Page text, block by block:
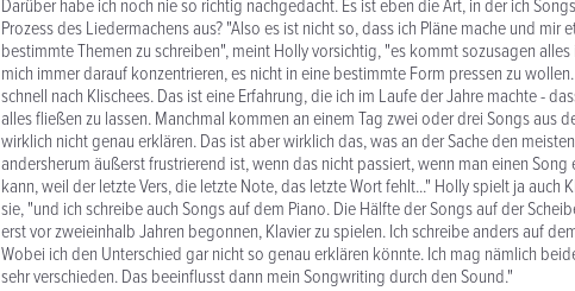
Darüber habe ich noch nie so richtig nachgedacht. Es ist eben die Art, in der ich
Prozess des Liedermachens aus? "Also es ist nicht so, dass ich Pläne mache und mir
bestimmte Themen zu schreiben", meint Holly vorsichtig, "es kommt sozusagen
mich immer darauf konzentrieren, es nicht in eine bestimmte Form pressen zu
schnell nach Klischees. Das ist eine Erfahrung, die ich im Laufe der Jahre machte -
alles fließen zu lassen. Manchmal kommen an einem Tag zwei oder drei Songs aus
wirklich nicht genau erklären. Das ist aber wirklich das, was an der Sache den
andersherum äußerst frustrierend ist, wenn das nicht passiert, wenn man einen Song
kann, weil der letzte Vers, die letzte Note, das letzte Wort fehlt..." Holly spielt ja auch
sie, "und ich schreibe auch Songs auf dem Piano. Die Hälfte der Songs auf der
erst vor zweieinhalb Jahren begonnen, Klavier zu spielen. Ich schreibe anders auf
Wobei ich den Unterschied gar nicht so genau erklären könnte. Ich mag nämlich
sehr verschieden. Das beeinflusst dann mein Songwriting durch den Sound."